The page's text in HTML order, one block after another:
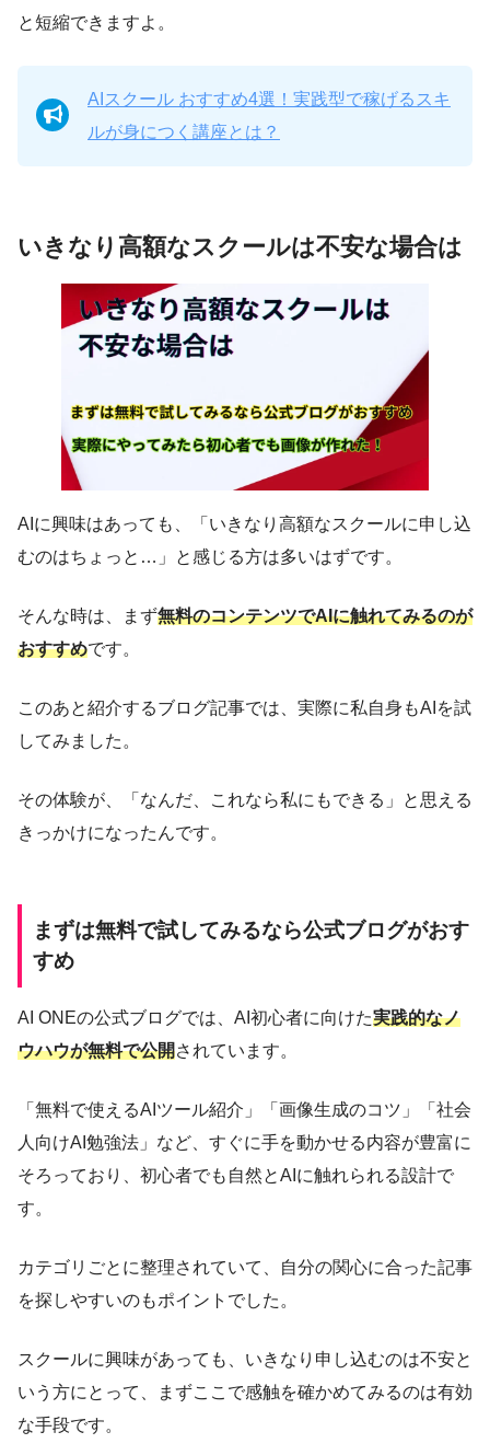
と短縮できますよ。
AIスクール おすすめ4選！実践型で稼げるスキ
ルが身につく講座とは？
いきなり高額なスクールは不安な場合は
AIに興味はあっても、「いきなり高額なスクールに申し込
むのはちょっと…」と感じる方は多いはずです。
そんな時は、まず無料のコンテンツでAIに触れてみるのが
おすすめです。
このあと紹介するブログ記事では、実際に私自身もAIを試
してみました。
その体験が、「なんだ、これなら私にもできる」と思える
きっかけになったんです。
まずは無料で試してみるなら公式ブログがおす
すめ
AI ONEの公式ブログでは、AI初心者に向けた実践的なノ
ウハウが無料で公開されています。
「無料で使えるAIツール紹介」「画像生成のコツ」「社会
人向けAI勉強法」など、すぐに手を動かせる内容が豊富に
そろっており、初心者でも自然とAIに触れられる設計で
す。
カテゴリごとに整理されていて、自分の関心に合った記事
を探しやすいのもポイントでした。
スクールに興味があっても、いきなり申し込むのは不安と
いう方にとって、まずここで感触を確かめてみるのは有効
な手段です。